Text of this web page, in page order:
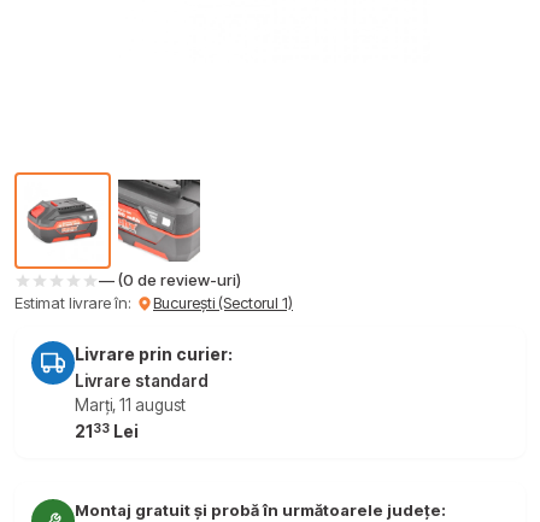
— (0 de review-uri)
Estimat livrare în:
București (Sectorul 1)
Livrare prin curier:
Livrare standard
Marți, 11 august
21 33 Lei
Montaj gratuit și probă în următoarele județe: